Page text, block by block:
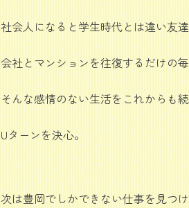
社会人になると学生時代とは違い友
会社とマンションを往復するだけの
そんな感情のない生活をこれからも
Uターンを決心。
次は豊岡でしかできない仕事を見つ